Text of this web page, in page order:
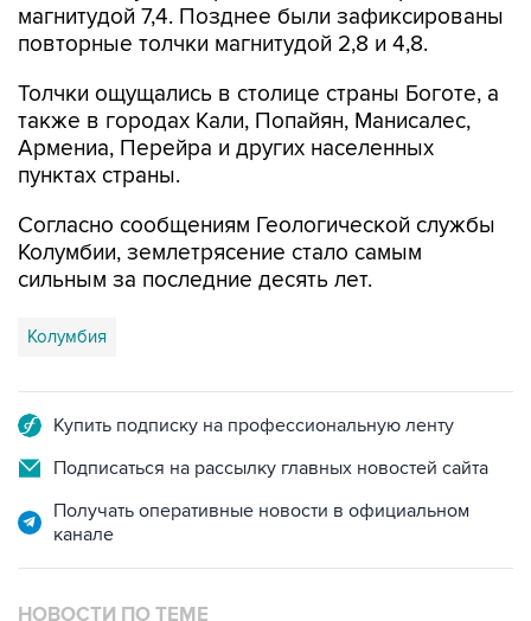
Колумбия
Купить подписку на профессиональную ленту
Подписаться на рассылку главных новостей сайта
канале
10 августа 19:08
10 августа 17:55
к обрушению построек